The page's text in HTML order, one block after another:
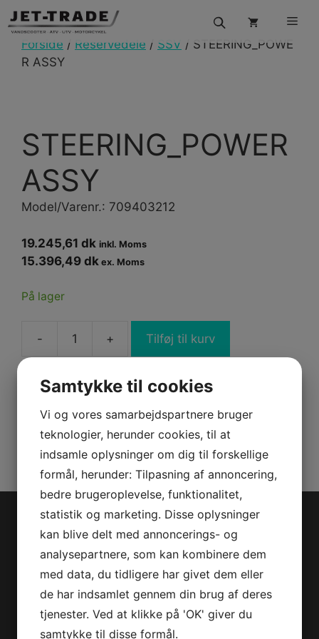
Hop
til
indholdForside / Reservedele / SSV / STEERING_POWE
R ASSY
STEERING_POWER
ASSY
Model/Varenr.: 709403212
19.245,61 dk inkl. Moms
15.396,49 dk ex. Moms
På lager
-
STEERING_POWER
antal
+ Tilføj til kurv
Varenummer (SKU):709403212
Kategorier:
SSV
Jet-Trade Powersport
Jegstrupvej 280
8361 Hasselager
Telefon:
+45 70 200 600
E-mail:info@jettrade.dk
Samtykke til cookies
Vi og vores samarbejdspartnere bruger
teknologier, herunder cookies, til at
indsamle oplysninger om dig til forskellige
formål, herunder: Tilpasning af annoncering,
bedre brugeroplevelse, funktionalitet,
statistik og marketing. Disse oplysninger
kan blive delt med annoncerings- og
analysepartnere, som kan kombinere dem
med data, du tidligere har givet dem eller
de har indsamlet gennem din brug af deres
tjenester. Ved at klikke på 'OK' giver du
samtykke til disse formål.